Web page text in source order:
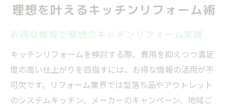
理想を叶えるキッチンリフォーム術
お得な情報で理想のキッチンリフォーム実現
キッチンリフォームを検討する際、費用を抑えつつ満足
度の高い仕上がりを目指すには、お得な情報の活用が不
可欠です。リフォーム業界では型落ち品やアウトレット
のシステムキッチン、メーカーのキャンペーン、地域ご